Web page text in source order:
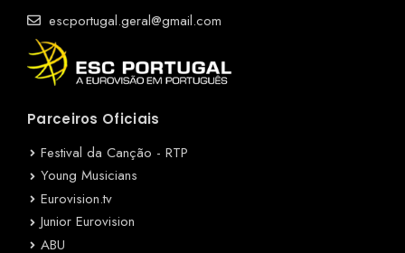
escportugal.geral@gmail.com
Parceiros Oficiais
Festival da Canção - RTP
Young Musicians
Eurovision.tv
Junior Eurovision
ABU